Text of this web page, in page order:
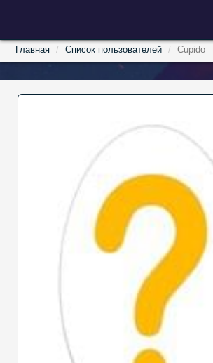
Главная Список пользователей Cupido